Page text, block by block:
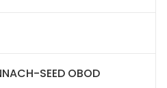
SEED OBOD